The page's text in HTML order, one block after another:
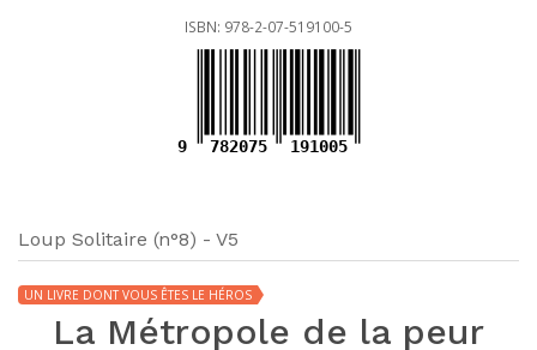
ISBN: 978-2-07-519100-5
9 782075 191005
Loup Solitaire (n°8) - V5
UN LIVRE DONT VOUS ÊTES LE HÉROS
La Métropole de la peur